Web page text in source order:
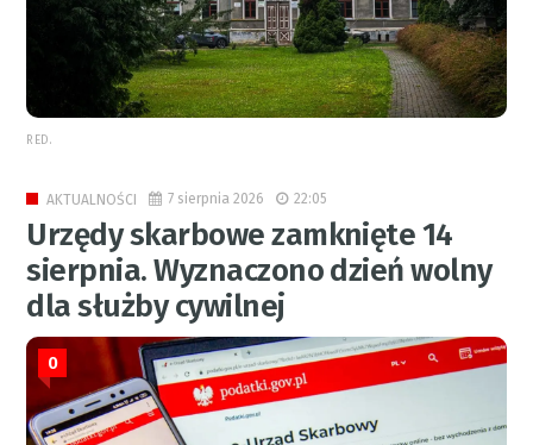
RED.
AKTUALNOŚCI 7 sierpnia 2026 22:05
Urzędy skarbowe zamknięte 14
sierpnia. Wyznaczono dzień wolny
dla służby cywilnej
0